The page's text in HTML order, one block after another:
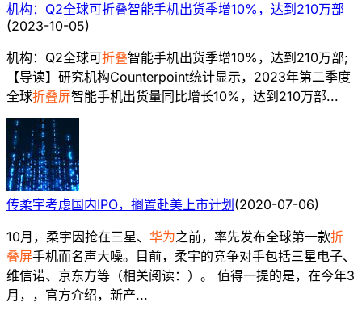
机构：Q2全球可折叠智能手机出货季增10%，达到210万部
(2023-10-05)
机构：Q2全球可折叠智能手机出货季增10%，达到210万部;
【导读】研究机构Counterpoint统计显示，2023年第二季度
全球折叠屏智能手机出货量同比增长10%，达到210万部...
传柔宇考虑国内IPO，搁置赴美上市计划 (2020-07-06)
10月，柔宇因抢在三星、 华为之前，率先发布全球第一款折
叠屏手机而名声大噪。目前，柔宇的竞争对手包括三星电子、
维信诺、京东方等（相关阅读：）。 值得一提的是，在今年3
月，，官方介绍，新产...